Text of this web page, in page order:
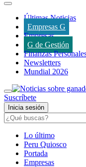
Últimas Noticias
Empresas G
Empresas
G de Gestión
Finanzas
Newsletters
Mundial 2026
Suscríbete
Inicia sesión
Lo último
Peru Quiosco
Portada
Empresas